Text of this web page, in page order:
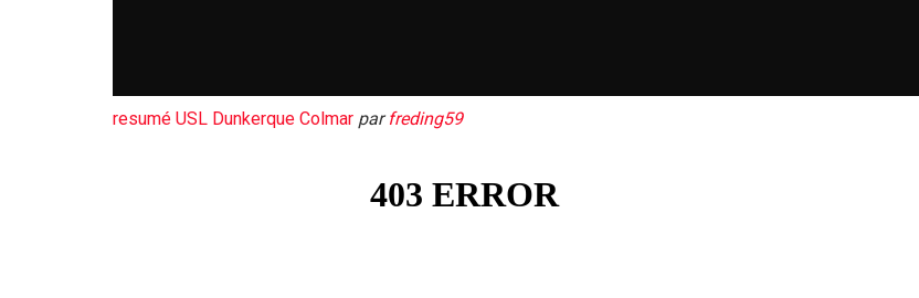
resumé USL Dunkerque Colmar parfreding59